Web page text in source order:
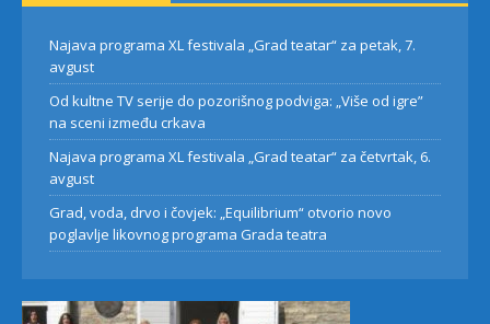
Najava programa XL festivala „Grad teatar“ za petak, 7.
avgust
Od kultne TV serije do pozorišnog podviga: „Više od igre”
na sceni između crkava
Najava programa XL festivala „Grad teatar“ za četvrtak, 6.
avgust
Grad, voda, drvo i čovjek: „Equilibrium“ otvorio novo
poglavlje likovnog programa Grada teatra